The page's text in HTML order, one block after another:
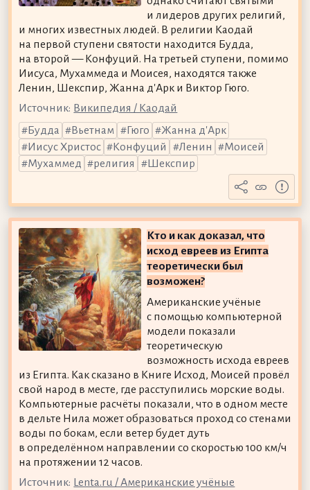
и лидеров других религий,
и многих известных людей. В религии Каодай
на первой ступени святости находится Будда,
на второй — Конфуций. На третьей ступени, помимо
Иисуса, Мухаммеда и Моисея, находятся также
Ленин, Шекспир, Жанна д'Арк и Виктор Гюго.
Источник: Википедия / Каодай
Будда
Вьетнам Гюго
Жанна д'Арк
Иисус Христос
Конфуций Ленин
Моисей
Мухаммед
религия Шекспир
Кто и как доказал, что
исход евреев из Египта
теоретически был
возможен?
Американские учёные
с помощью компьютерной
модели показали
теоретическую
возможность исхода евреев
из Египта. Как сказано в Книге Исход, Моисей провёл
свой народ в месте, где расступились морские воды.
Компьютерные расчёты показали, что в одном месте
в дельте Нила может образоваться проход со стенами
воды по бокам, если ветер будет дуть
в определённом направлении со скоростью 100 км/ч
на протяжении 12 часов.
Источник: Lenta.ru / Американские учёные